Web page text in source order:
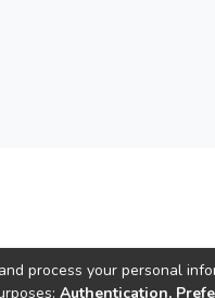
process your personal
Authentication,